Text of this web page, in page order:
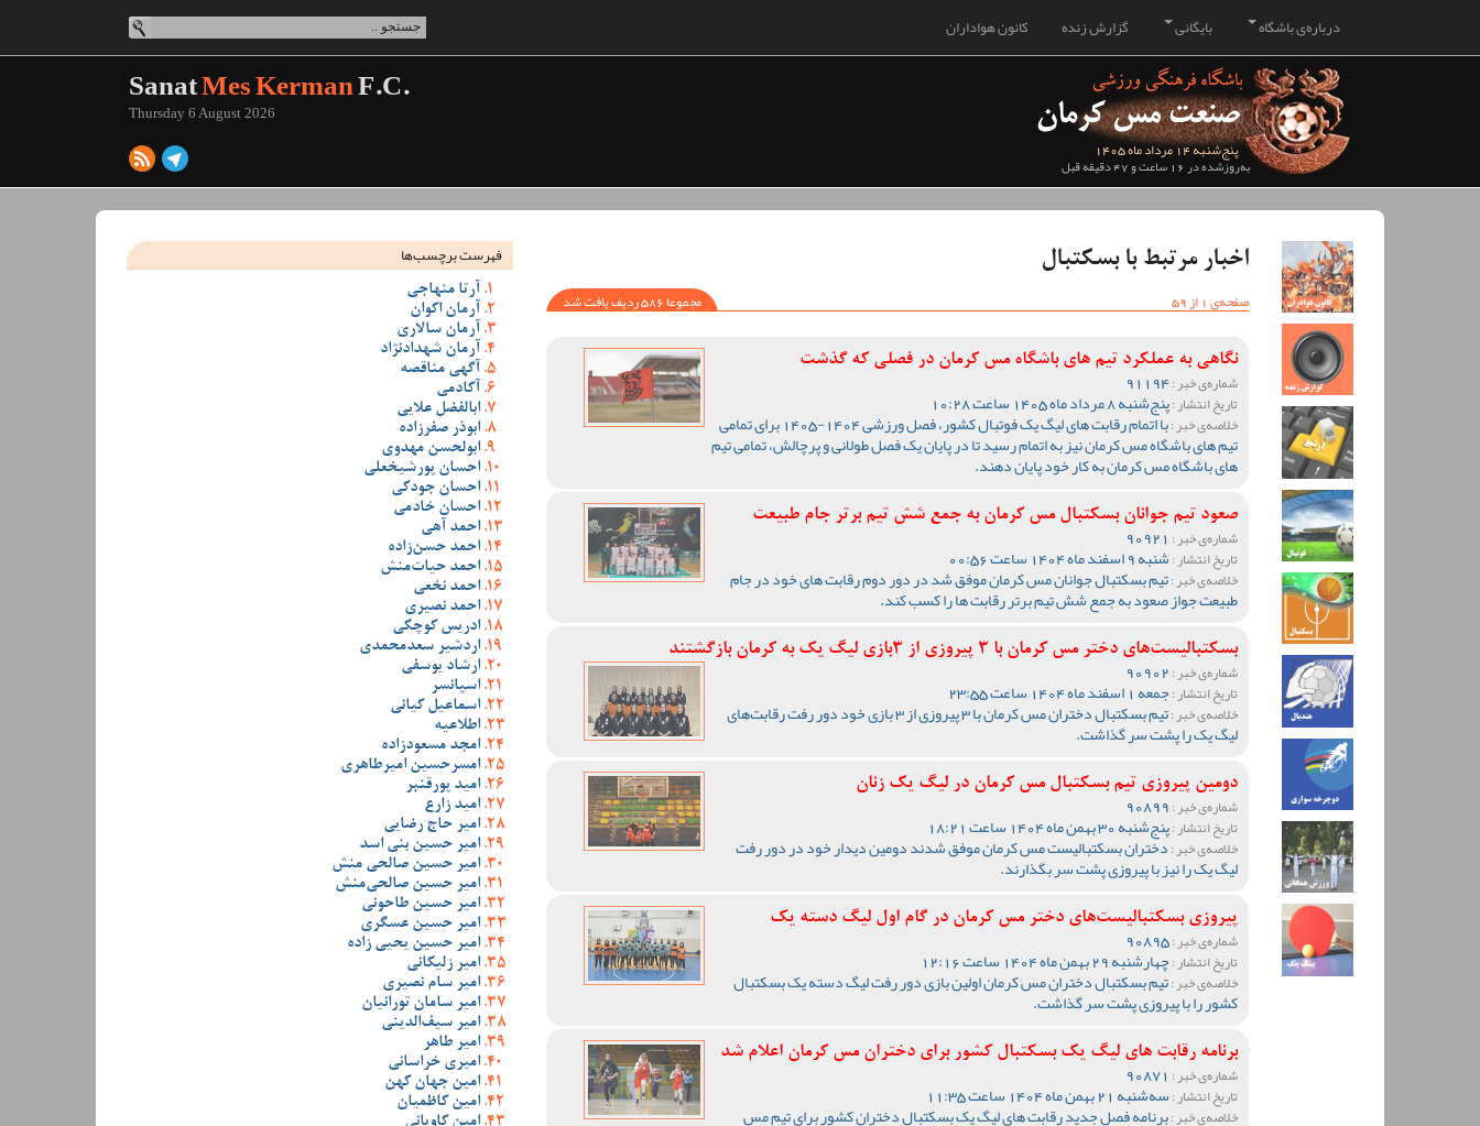
کانون هواداران گزارش زنده بایگانی درباره‌ی باشگاه
پنج‌شنبه 14 مرداد ماه 1405
به‌روزشده در 16 ساعت و 47 دقیقه قبل
SanatMes KermanF.C.
Thursday 6 August 2026
اخبار مرتبط با بسکتبال
صفحه‌ی 1 از 59
مجموعا 586 ردیف یافت شد
نگاهی به عملکرد تیم های باشگاه مس کرمان در فصلی که گذشت
شماره‌ی خبر :91194
تاریخ انتشار :پنج‌شنبه 8 مرداد ماه 1405 ساعت 10:28
خلاصه‌ی خبر : با اتمام رقابت های لیگ یک فوتبال کشور، فصل ورزشی 1404-1405 برای تمامی
تیم های باشگاه مس کرمان نیز به اتمام رسید تا در پایان یک فصل طولانی و پرچالش، تمامی تیم
های باشگاه مس کرمان به کار خود پایان دهند.
صعود تیم جوانان بسکتبال مس کرمان به جمع شش تیم برتر جام طبیعت
شماره‌ی خبر :
تاریخ انتشار :شنبه 9 اسفند ماه 1404 ساعت 00:56
خلاصه‌ی خبر :تیم بسکتبال جوانان مس کرمان موفق شد در دور دوم رقابت های خود در جام
طبیعت جواز صعود به جمع شش تیم برتر رقابت ها را کسب کند.
بسکتبالیست‌های دختر مس کرمان با 3 پیروزی از 3بازی لیگ یک به کرمان بازگشتند
شماره‌ی خبر :
تاریخ انتشار :جمعه 1 اسفند ماه 1404 ساعت 23:55
خلاصه‌ی خبر : تیم بسکتبال دختران مس کرمان با 3 پیروزی از 3 بازی خود دور رفت رقابت‌های
لیگ یک را پشت سر گذاشت.
دومین پیروزی تیم بسکتبال مس کرمان در لیگ یک زنان
شماره‌ی خبر :
تاریخ انتشار :پنج‌شنبه 30 بهمن ماه 1404 ساعت 18:21
خلاصه‌ی خبر :دختران بسکتبالیست مس کرمان موفق شدند دومین دیدار خود در دور رفت
لیگ یک را نیز با پیروزی پشت سر بگذارند‌.
پیروزی بسکتبالیست‌های دختر مس کرمان در گام اول لیگ دسته یک
شماره‌ی خبر :90895
تاریخ انتشار :چهارشنبه 29 بهمن ماه 1404 ساعت 12:16
خلاصه‌ی خبر :تیم بسکتبال دختران مس کرمان اولین بازی دور رفت لیگ دسته یک بسکتبال
کشور را با پیروزی پشت سر گذاشت.
برنامه رقابت های لیگ یک بسکتبال کشور برای دختران مس کرمان اعلام شد
شماره‌ی خبر :
تاریخ انتشار :سه‌شنبه 21 بهمن ماه 1404 ساعت 11:35
خلاصه‌ی خبر :برنامه فصل جدید رقابت های لیگ یک بسکتبال دختران کشور برای تیم مس
فهرست برچسب‌ها
آرتا منهاجی
آرمان اکوان
آرمان سالاری
آرمان شهدادنژاد
آگهی مناقصه
آکادمی
ابالفضل علایی
ابوذر صفرزاده
ابولحسن مهدوی
احسان پورشیخعلی
احسان جودکی
احسان خادمی
احمد آهی
احمد حسن‌زاده
احمد حیات‌منش
احمد نخعی
احمد نصیری
ادریس کوچکی
اردشیر سعدمحمدی
ارشاد یوسفی
اسپانسر
اسماعیل کیانی
اطلاعیه
امجد مسعودزاده
امسرحسین امیرطاهری
امید پورقنبر
امید زارع
امیر حاج رضایی
امیر حسین بنی اسد
امیر حسین صالحی منش
امیر حسین صالحی‌منش
امیر حسین طاحونی
امیر حسین عسگری
امیر حسین یحیی زاده
امیر زلیکانی
امیر سام نصیری
امیر سامان تورانیان
امیر سیف‌الدینی
امیر طاهر
امیری خراسانی
امین جهان کهن
امین کاظمیان
امین کاویانی